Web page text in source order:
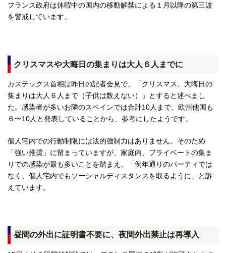
フランス政府は休暇中の国内の移動解禁による１月以降の第三波
を警戒しています。
クリスマスや大晦日の集まりは大人６人までに
カステックス首相は昨日の記者会見で、「クリスマス、大晦日の
集まりは大人６人まで（子供は数えない）」とすると述べまし
た。感染者が多いお隣のスペインでは合計10人まで、欧州他国も
６〜10人と発表していることから、参考にしたようです。
個人宅内での行動制限には法的強制力はありません。そのため
「強い推奨」に留まっていますが、家庭内、プライベートの集ま
りでの感染が最も多いことを踏まえ、「例年通りのパーティでは
なく、個人宅内でもソーシャルディスタンスを取るように」と訴
えています。
昼間の外出に証明書不要に、夜間外出禁止は再導入